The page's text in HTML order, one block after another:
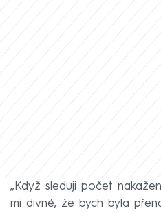
„Když sleduji počet
mi divné, že bych byla